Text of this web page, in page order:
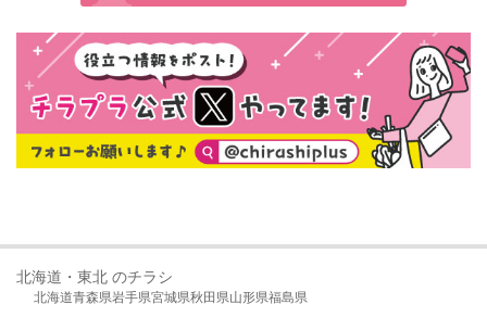
北海道・東北 のチラシ
北海道青森県岩手県宮城県秋田県山形県福島県